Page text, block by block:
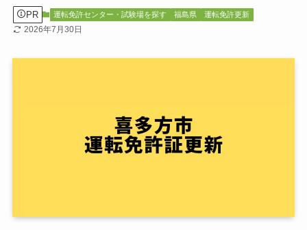
PR 運転免許センター・試験場を探す 福島県 運転免許更新
2026年7月30日